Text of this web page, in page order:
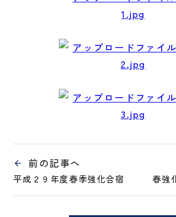
前の記事へ
平成２９年度春季強化合宿 春強